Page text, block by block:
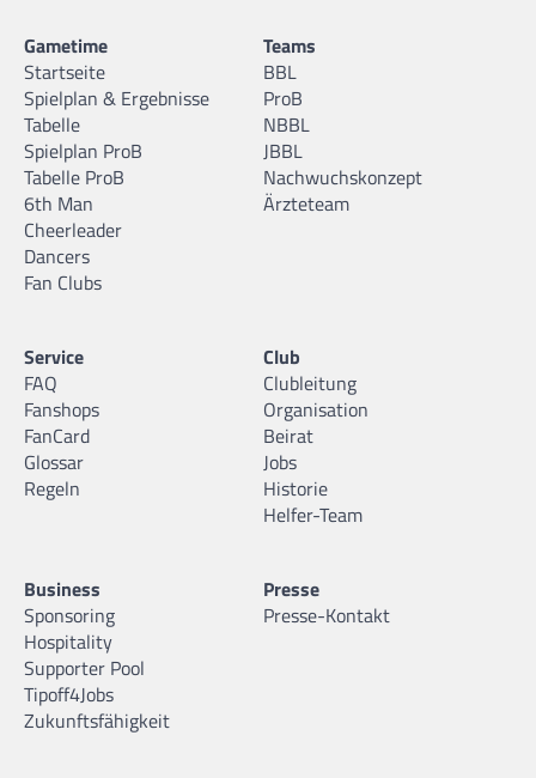
Gametime
Startseite
Spielplan & Ergebnisse
Tabelle
Spielplan ProB
Tabelle ProB
6th Man
Cheerleader
Dancers
Fan Clubs
Teams
BBL
ProB
NBBL
JBBL
Nachwuchskonzept
Ärzteteam
Service
FAQ
Fanshops
FanCard
Glossar
Regeln
Club
Clubleitung
Organisation
Beirat
Jobs
Historie
Helfer-Team
Business
Sponsoring
Hospitality
Supporter Pool
Tipoff4Jobs
Zukunftsfähigkeit
Presse
Presse-Kontakt